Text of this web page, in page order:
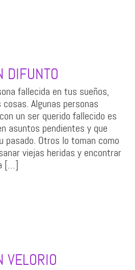
DIFUNTO
fallecida en tus sueños,
Algunas personas
un ser querido fallecido es
asuntos pendientes y que
pasado. Otros lo toman como
viejas heridas y encontrar
[…]
VELORIO